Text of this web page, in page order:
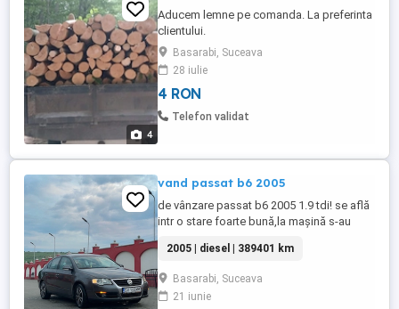
4
Aducem lemne pe comanda. La preferinta
clientului.
Basarabi, Suceava
28 iulie
4 RON
Telefon validat
vand passat b6 2005
de vânzare passat b6 2005 1.9 tdi! se află
intr o stare foarte bună,la mașină s-au
.disc ambreiaj .filtre ulei motor cutie
.placute față spate .termostat mașina se
deplasează pe orice distanță fără
probleme,nu fierbe apa,nu scoate fum.
2005 | diesel | 389401 km
Basarabi, Suceava
21 iunie